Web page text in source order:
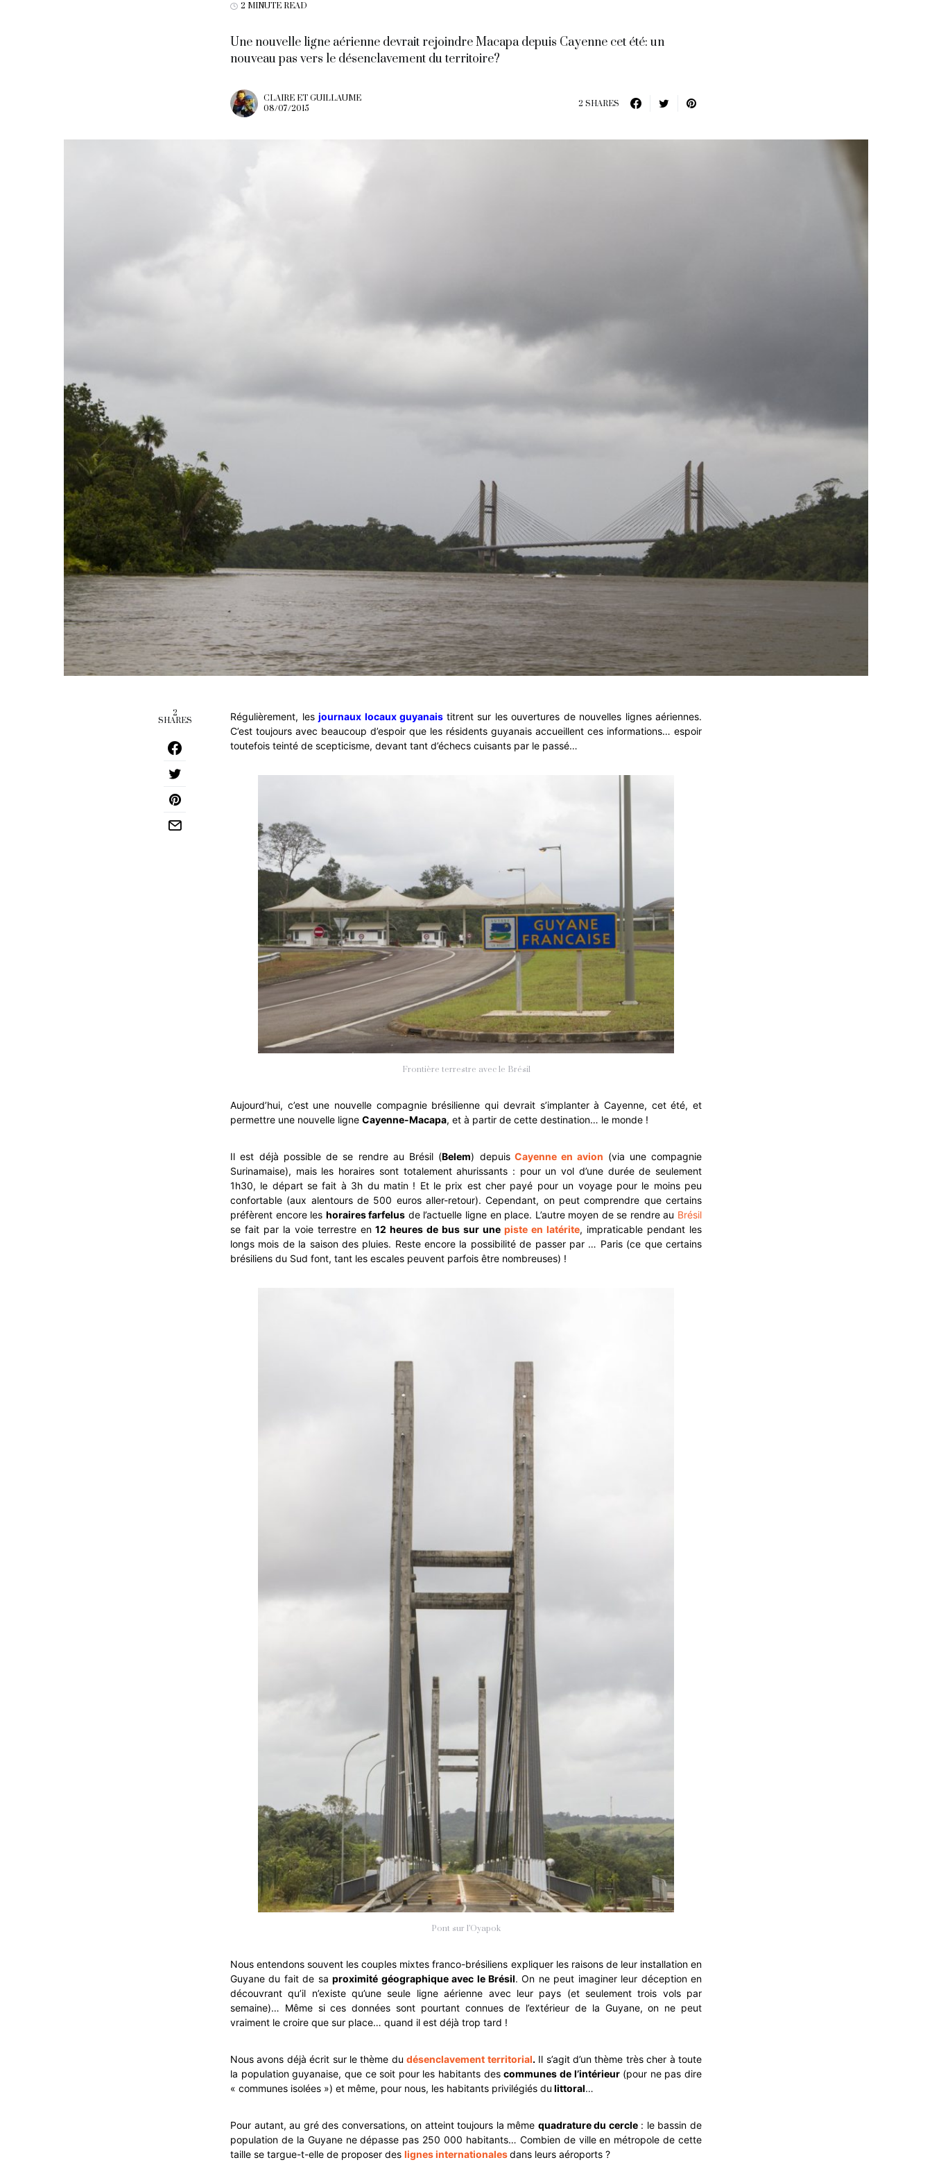
2 MINUTE READ
Une nouvelle ligne aérienne devrait rejoindre Macapa depuis Cayenne cet été: un
nouveau pas vers le désenclavement du territoire?
CLAIRE ET GUILLAUME
08/07/2015
2 SHARES
2
SHARES Régulièrement, les journaux locaux guyanais titrent sur les ouvertures de nouvelles lignes aériennes.
C’est toujours avec beaucoup d’espoir que les résidents guyanais accueillent ces informations… espoir
toutefois teinté de scepticisme, devant tant d’échecs cuisants par le passé…
Frontière terrestre avec le Brésil
Aujourd’hui, c’est une nouvelle compagnie brésilienne qui devrait s’implanter à Cayenne, cet été, et
permettre une nouvelle ligne Cayenne-Macapa, et à partir de cette destination… le monde !
Il est déjà possible de se rendre au Brésil (Belem) depuisCayenne en avion (via une compagnie
Surinamaise), mais les horaires sont totalement ahurissants : pour un vol d’une durée de seulement
1h30, le départ se fait à 3h du matin ! Et le prix est cher payé pour un voyage pour le moins peu
confortable (aux alentours de 500 euros aller-retour). Cependant, on peut comprendre que certains
préfèrent encore les horaires farfelus de l’actuelle ligne en place. L’autre moyen de se rendre au Brésil
se fait par la voie terrestre en 12 heures de bus sur une piste en latérite, impraticable pendant les
longs mois de la saison des pluies. Reste encore la possibilité de passer par … Paris (ce que certains
brésiliens du Sud font, tant les escales peuvent parfois être nombreuses) !
Pont sur l’Oyapok
Nous entendons souvent les couples mixtes franco-brésiliens expliquer les raisons de leur installation en
Guyane du fait de saproximité géographique avec le Brésil. On ne peut imaginer leur déception en
découvrant qu’il n’existe qu’une seule ligne aérienne avec leur pays (et seulement trois vols par
semaine)… Même si ces données sont pourtant connues de l’extérieur de la Guyane, on ne peut
vraiment le croire que sur place… quand il est déjà trop tard !
Nous avons déjà écrit sur le thème dudésenclavement territorial.Il s’agit d’un thème très cher à toute
la population guyanaise, que ce soit pour les habitants descommunes de l’intérieur(pour ne pas dire
« communes isolées ») et même, pour nous, les habitants privilégiés du littoral…
Pour autant, au gré des conversations, on atteint toujours la même quadrature du cercle: le bassin de
population de la Guyane ne dépasse pas 250 000 habitants… Combien de ville en métropole de cette
taille se targue-t-elle de proposer des lignes internationalesdans leurs aéroports ?